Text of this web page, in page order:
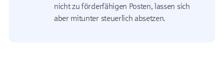
nicht zu förderfähigen Posten, lassen sich
aber mitunter steuerlich absetzen.